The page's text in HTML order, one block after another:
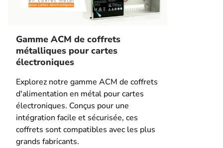
Gamme ACM de coffrets
métalliques pour cartes
électroniques
Explorez notre gamme ACM de coffrets
d'alimentation en métal pour cartes
électroniques. Conçus pour une
intégration facile et sécurisée, ces
coffrets sont compatibles avec les plus
grands fabricants.